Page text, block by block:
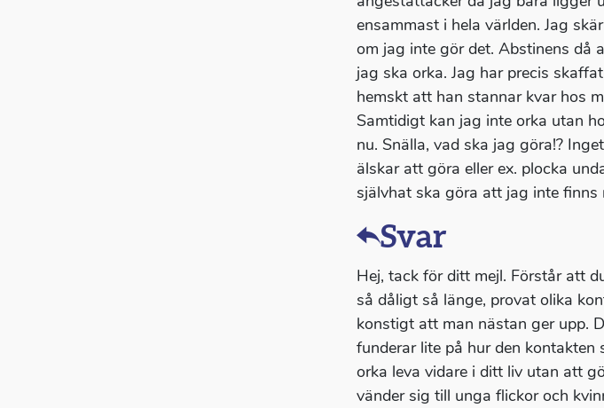
ensammast i hela världen. Jag
om jag inte gör det. Abstinens då
jag ska orka. Jag har precis
hemskt att han stannar kvar hos
Samtidigt kan jag inte orka utan
nu. Snälla, vad ska jag göra!?
älskar att göra eller ex. plocka
självhat ska göra att jag inte finns
Svar
Hej, tack för ditt mejl. Förstår att
så dåligt så länge, provat olika
konstigt att man nästan ger upp.
funderar lite på hur den
orka leva vidare i ditt liv utan att
vänder sig till unga flickor och